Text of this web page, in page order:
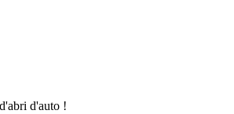
d'auto !